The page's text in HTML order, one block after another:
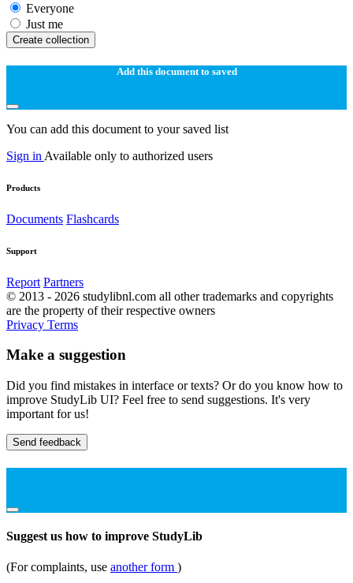
Everyone
Just me
Create collection
Add this document to saved
You can add this document to your saved list
Sign in Available only to authorized users
Products
Documents Flashcards
Support
Report Partners
© 2013 - 2026 studylibnl.com all other trademarks and copyrights
are the property of their respective owners
Privacy Terms
Make a suggestion
Did you find mistakes in interface or texts? Or do you know how to
improve StudyLib UI? Feel free to send suggestions. It's very
important for us!
Send feedback
Suggest us how to improve StudyLib
(For complaints, use another form )